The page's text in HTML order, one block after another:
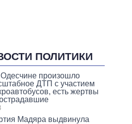
ПОЛИТИКИ
произошло
ДТП с участием
есть жертвы
Мадяра выдвинула